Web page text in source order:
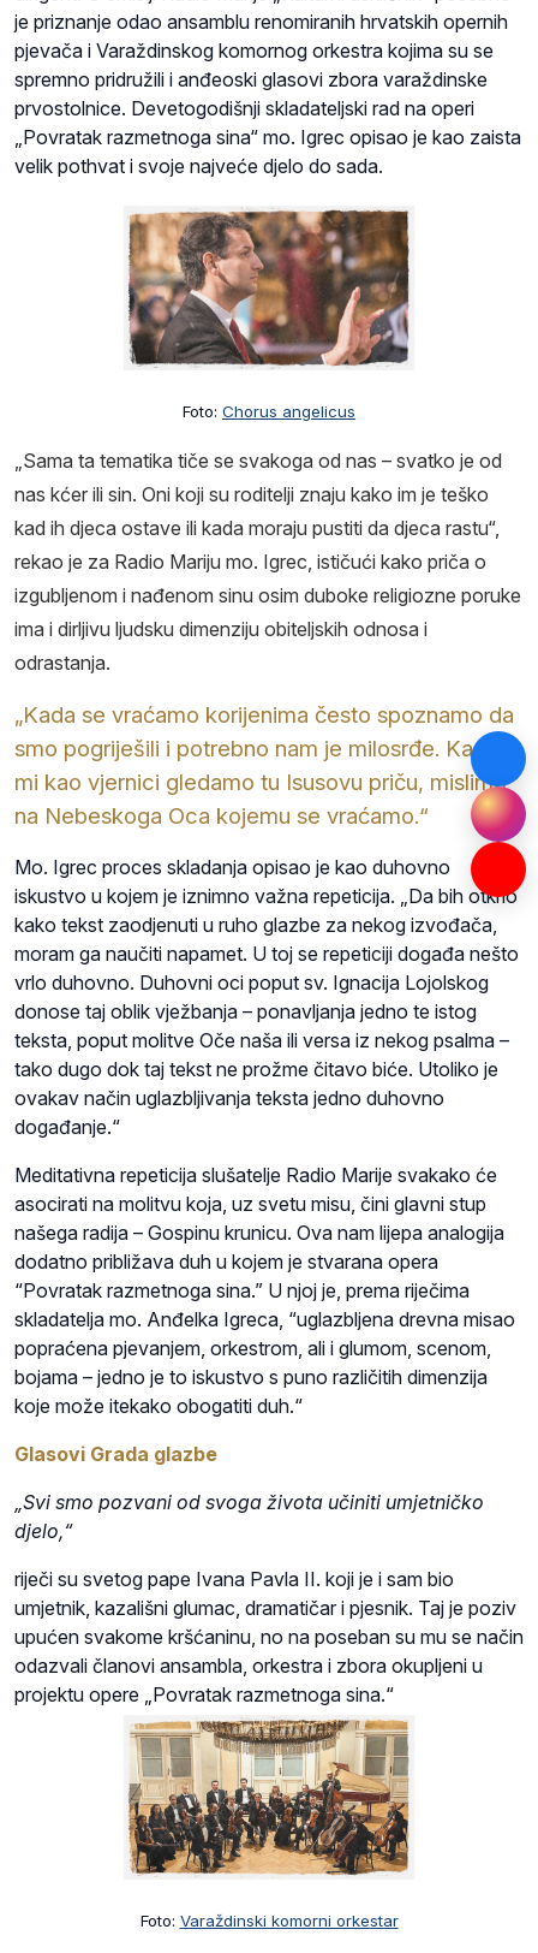
je priznanje odao ansamblu renomiranih hrvatskih opernih
pjevača i Varaždinskog komornog orkestra kojima su se
spremno pridružili i anđeoski glasovi zbora varaždinske
prvostolnice. Devetogodišnji skladateljski rad na operi
„Povratak razmetnoga sina“ mo. Igrec opisao je kao zaista
velik pothvat i svoje najveće djelo do sada.
Foto: Chorus angelicus
„Sama ta tematika tiče se svakoga od nas – svatko je od
nas kćer ili sin. Oni koji su roditelji znaju kako im je teško
kad ih djeca ostave ili kada moraju pustiti da djeca rastu“,
rekao je za Radio Mariju mo. Igrec, ističući kako priča o
izgubljenom i nađenom sinu osim duboke religiozne poruke
ima i dirljivu ljudsku dimenziju obiteljskih odnosa i
odrastanja.
„Kada se vraćamo korijenima često spoznamo da
smo pogriješili i potrebno nam je milosrđe. Kada
mi kao vjernici gledamo tu Isusovu priču, mislimo
na Nebeskoga Oca kojemu se vraćamo.“
Mo. Igrec proces skladanja opisao je kao duhovno
iskustvo u kojem je iznimno važna repeticija. „Da bih otkrio
kako tekst zaodjenuti u ruho glazbe za nekog izvođača,
moram ga naučiti napamet. U toj se repeticiji događa nešto
vrlo duhovno. Duhovni oci poput sv. Ignacija Lojolskog
donose taj oblik vježbanja – ponavljanja jedno te istog
teksta, poput molitve Oče naša ili versa iz nekog psalma –
tako dugo dok taj tekst ne prožme čitavo biće. Utoliko je
ovakav način uglazbljivanja teksta jedno duhovno
događanje.“
Meditativna repeticija slušatelje Radio Marije svakako će
asocirati na molitvu koja, uz svetu misu, čini glavni stup
našega radija – Gospinu krunicu. Ova nam lijepa analogija
dodatno približava duh u kojem je stvarana opera
“Povratak razmetnoga sina.” U njoj je, prema riječima
skladatelja mo. Anđelka Igreca, “uglazbljena drevna misao
popraćena pjevanjem, orkestrom, ali i glumom, scenom,
bojama – jedno je to iskustvo s puno različitih dimenzija
koje može itekako obogatiti duh.“
Glasovi Grada glazbe
„Svi smo pozvani od svoga života učiniti umjetničko
djelo,“
riječi su svetog pape Ivana Pavla II. koji je i sam bio
umjetnik, kazališni glumac, dramatičar i pjesnik. Taj je poziv
upućen svakome kršćaninu, no na poseban su mu se način
odazvali članovi ansambla, orkestra i zbora okupljeni u
projektu opere „Povratak razmetnoga sina.“
Foto: Varaždinski komorni orkestar